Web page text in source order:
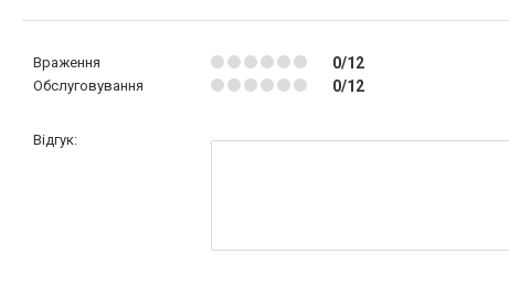
Враження 0/12
Обслуговування 0/12
Відгук: